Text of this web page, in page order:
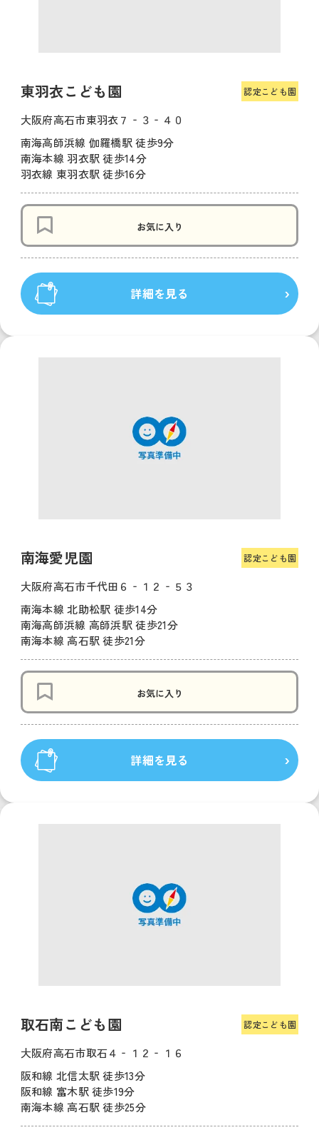
東羽衣こども園 認定こども園
大阪府高石市東羽衣７‐３‐４０
南海高師浜線 伽羅橋駅 徒歩9分
南海本線 羽衣駅 徒歩14分
羽衣線 東羽衣駅 徒歩16分
お気に入り
詳細を見る
南海愛児園 認定こども園
大阪府高石市千代田６‐１２‐５３
南海本線 北助松駅 徒歩14分
南海高師浜線 高師浜駅 徒歩21分
南海本線 高石駅 徒歩21分
お気に入り
詳細を見る
取石南こども園 認定こども園
大阪府高石市取石４‐１２‐１６
阪和線 北信太駅 徒歩13分
阪和線 富木駅 徒歩19分
南海本線 高石駅 徒歩25分